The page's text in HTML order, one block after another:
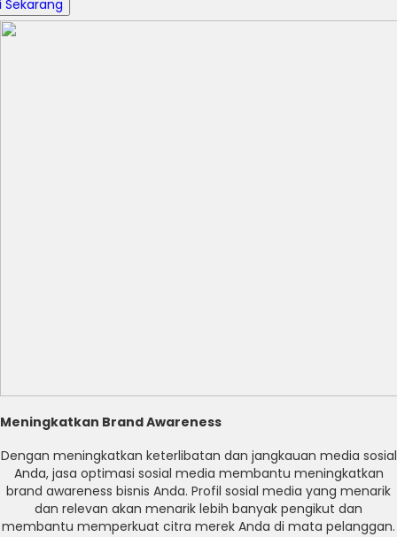
Meningkatkan Brand Awareness
Dengan meningkatkan keterlibatan dan jangkauan media sosial
Anda, jasa optimasi sosial media membantu meningkatkan
brand awareness bisnis Anda. Profil sosial media yang menarik
dan relevan akan menarik lebih banyak pengikut dan
membantu memperkuat citra merek Anda di mata pelanggan.